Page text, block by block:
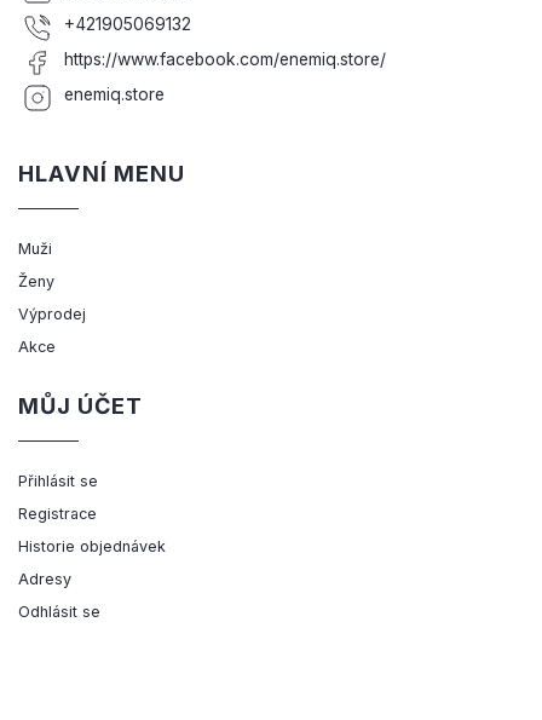
+421905069132
https://www.facebook.com/enemiq.store/
enemiq.store
HLAVNÍ MENU
Muži
Ženy
Výprodej
Akce
MŮJ ÚČET
Přihlásit se
Registrace
Historie objednávek
Adresy
Odhlásit se